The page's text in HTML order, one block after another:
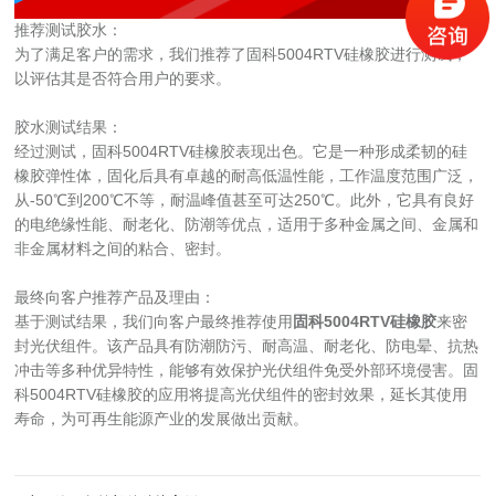
推荐测试胶水：
为了满足客户的需求，我们推荐了固科5004RTV硅橡胶进行测试，
以评估其是否符合用户的要求。
胶水测试结果：
经过测试，固科5004RTV硅橡胶表现出色。它是一种形成柔韧的硅
橡胶弹性体，固化后具有卓越的耐高低温性能，工作温度范围广泛，
从-50℃到200℃不等，耐温峰值甚至可达250℃。此外，它具有良好
的电绝缘性能、耐老化、防潮等优点，适用于多种金属之间、金属和
非金属材料之间的粘合、密封。
最终向客户推荐产品及理由：
基于测试结果，我们向客户最终推荐使用 固科5004RTV硅橡胶来密
封光伏组件。该产品具有防潮防污、耐高温、耐老化、防电晕、抗热
冲击等多种优异特性，能够有效保护光伏组件免受外部环境侵害。固
科5004RTV硅橡胶的应用将提高光伏组件的密封效果，延长其使用
寿命，为可再生能源产业的发展做出贡献。